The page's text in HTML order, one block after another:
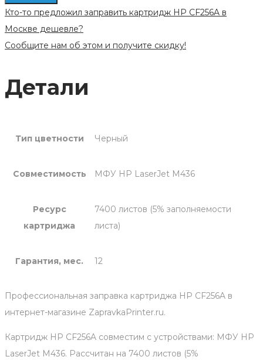
Кто-то предложил заправить картридж HP CF256A в
Москве дешевле?
Сообщите нам об этом и получите скидку!
Детали
Тип цветности Черный
Совместимость МФУ HP LaserJet M436
Ресурс
картриджа
7400 листов (5% заполняемости
листа)
Гарантия, мес. 12
Профессиональная заправка картриджа HP CF256A в
интернет-магазине ZapravkaPrinter.ru.
Картридж HP CF256A совместим с устройствами: МФУ HP
LaserJet M436. Рассчитан на 7400 листов (5%